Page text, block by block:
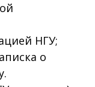
НГУ;
о